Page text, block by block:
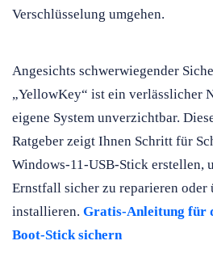
Verschlüsselung umgehen.
Angesichts schwerwiegender
„YellowKey“ ist ein verlässlicher
eigene System unverzichtbar.
Ratgeber zeigt Ihnen Schritt für
Windows-11-USB-Stick erstellen,
Ernstfall sicher zu reparieren oder
installieren. Gratis-Anleitung für
Boot-Stick sichern